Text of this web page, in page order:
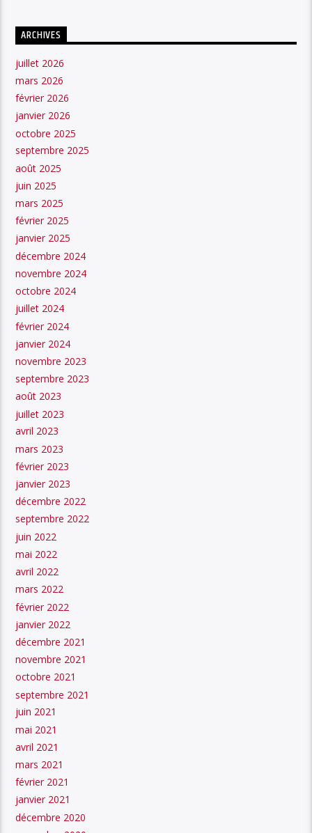
ARCHIVES
juillet 2026
mars 2026
février 2026
janvier 2026
octobre 2025
septembre 2025
août 2025
juin 2025
mars 2025
février 2025
janvier 2025
décembre 2024
novembre 2024
octobre 2024
juillet 2024
février 2024
janvier 2024
novembre 2023
septembre 2023
août 2023
juillet 2023
avril 2023
mars 2023
février 2023
janvier 2023
décembre 2022
septembre 2022
juin 2022
mai 2022
avril 2022
mars 2022
février 2022
janvier 2022
décembre 2021
novembre 2021
octobre 2021
septembre 2021
juin 2021
mai 2021
avril 2021
mars 2021
février 2021
janvier 2021
décembre 2020